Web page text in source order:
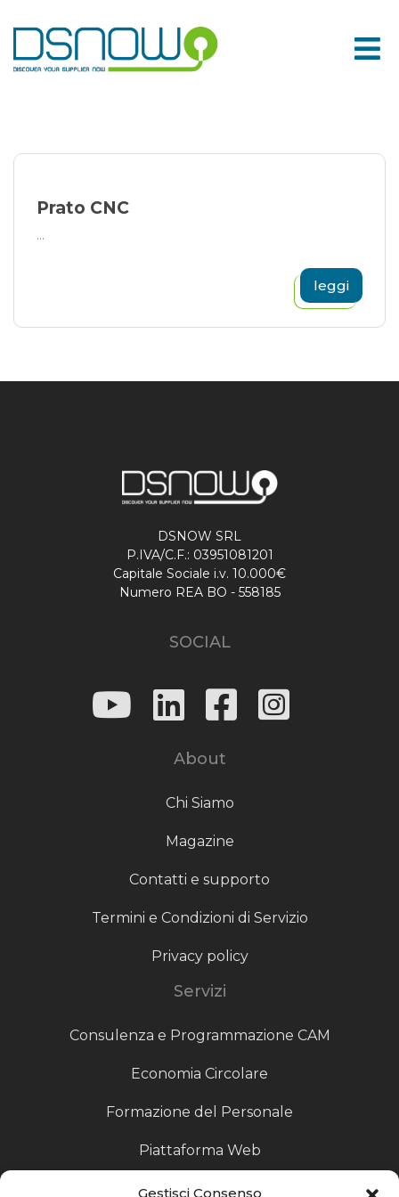
Gestisci Consenso
to
content
Prato CNC
...
leggi
DSNOW SRL
P.IVA/C.F.: 03951081201
Capitale Sociale i.v. 10.000€
Numero REA BO - 558185
SOCIAL
About
Chi Siamo
Magazine
Contatti e supporto
Termini e Condizioni di Servizio
Privacy policy
Servizi
Consulenza e Programmazione CAM
Economia Circolare
Formazione del Personale
Piattaforma Web
Scouting fornitori